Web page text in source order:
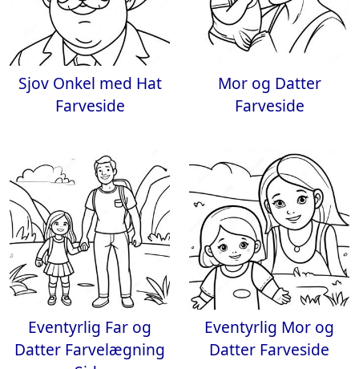
Sjov Onkel med Hat
Farveside
Mor og Datter
Farveside
Eventyrlig Far og
Datter Farvelægning
Eventyrlig Mor og
Datter Farveside